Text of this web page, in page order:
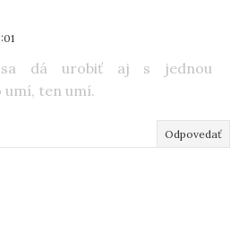
sa dá urobiť aj s jednou
ten umí.
Odpovedať